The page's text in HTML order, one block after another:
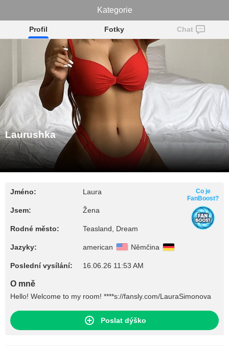
Laurushka
Profil Fotky Chat
Laurushka
Jméno: Laura
Jsem: Žena
Rodné město: Teasland, Dream
Jazyky: american Němčina
Poslední vysílání: 16.06.26 11:53 AM
Co je
FanBoost?
O mně
Hello! Welcome to my room! ****s://fansly.com/LauraSimonova
Poslat dýško
Kategorie